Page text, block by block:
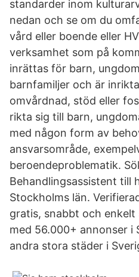
standarder inom
nedan och se om du
vård eller boende eller
verksamhet som på
inrättas för barn,
barnfamiljer och är
omvårdnad, stöd eller
rikta sig till barn,
med någon form av
ansvarsområde,
beroendeproblematik.
Behandlingsassistent till
Stockholms län.
gratis, snabbt och
med 56.000+ annonser i
andra stora städer i